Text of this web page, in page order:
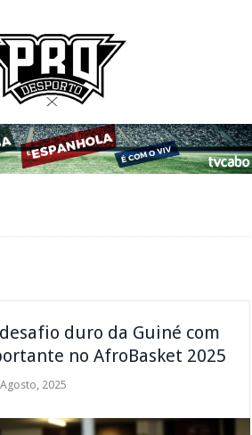
duro da Guiné com
no AfroBasket 2025
2025